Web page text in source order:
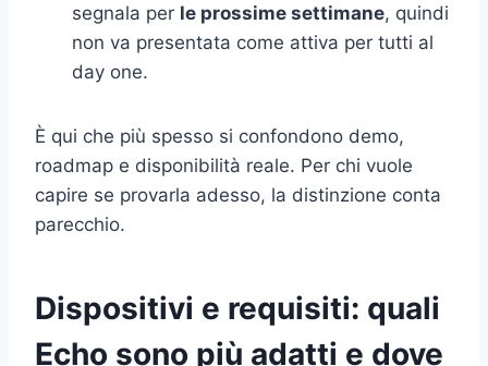
segnala per le prossime settimane, quindi
non va presentata come attiva per tutti al
day one.
È qui che più spesso si confondono demo,
roadmap e disponibilità reale. Per chi vuole
capire se provarla adesso, la distinzione conta
parecchio.
Dispositivi e requisiti: quali
Echo sono più adatti e dove